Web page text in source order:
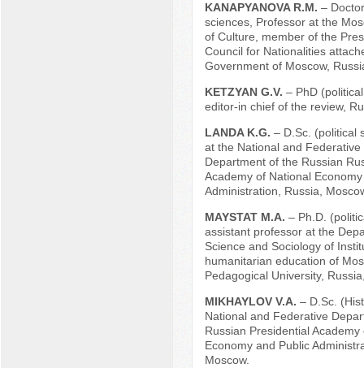
KANAPYANOVA R.M. –
sciences, Professor at the
of Culture, member of the
Council for Nationalities
Government of Moscow,
KETZYAN G.V. – PhD
editor-in chief of the review,
LANDA K.G. – D.Sc. (political
at the National and Federative
Department of the Russian
Academy of National
Administration, Russia,
MAYSTAT M.A. – Ph.D.
assistant professor at the
Science and Sociology of
humanitarian education of
Pedagogical University,
MIKHAYLOV V.A. – D.Sc.
National and Federative
Russian Presidential Academy
Economy and Public
Moscow.